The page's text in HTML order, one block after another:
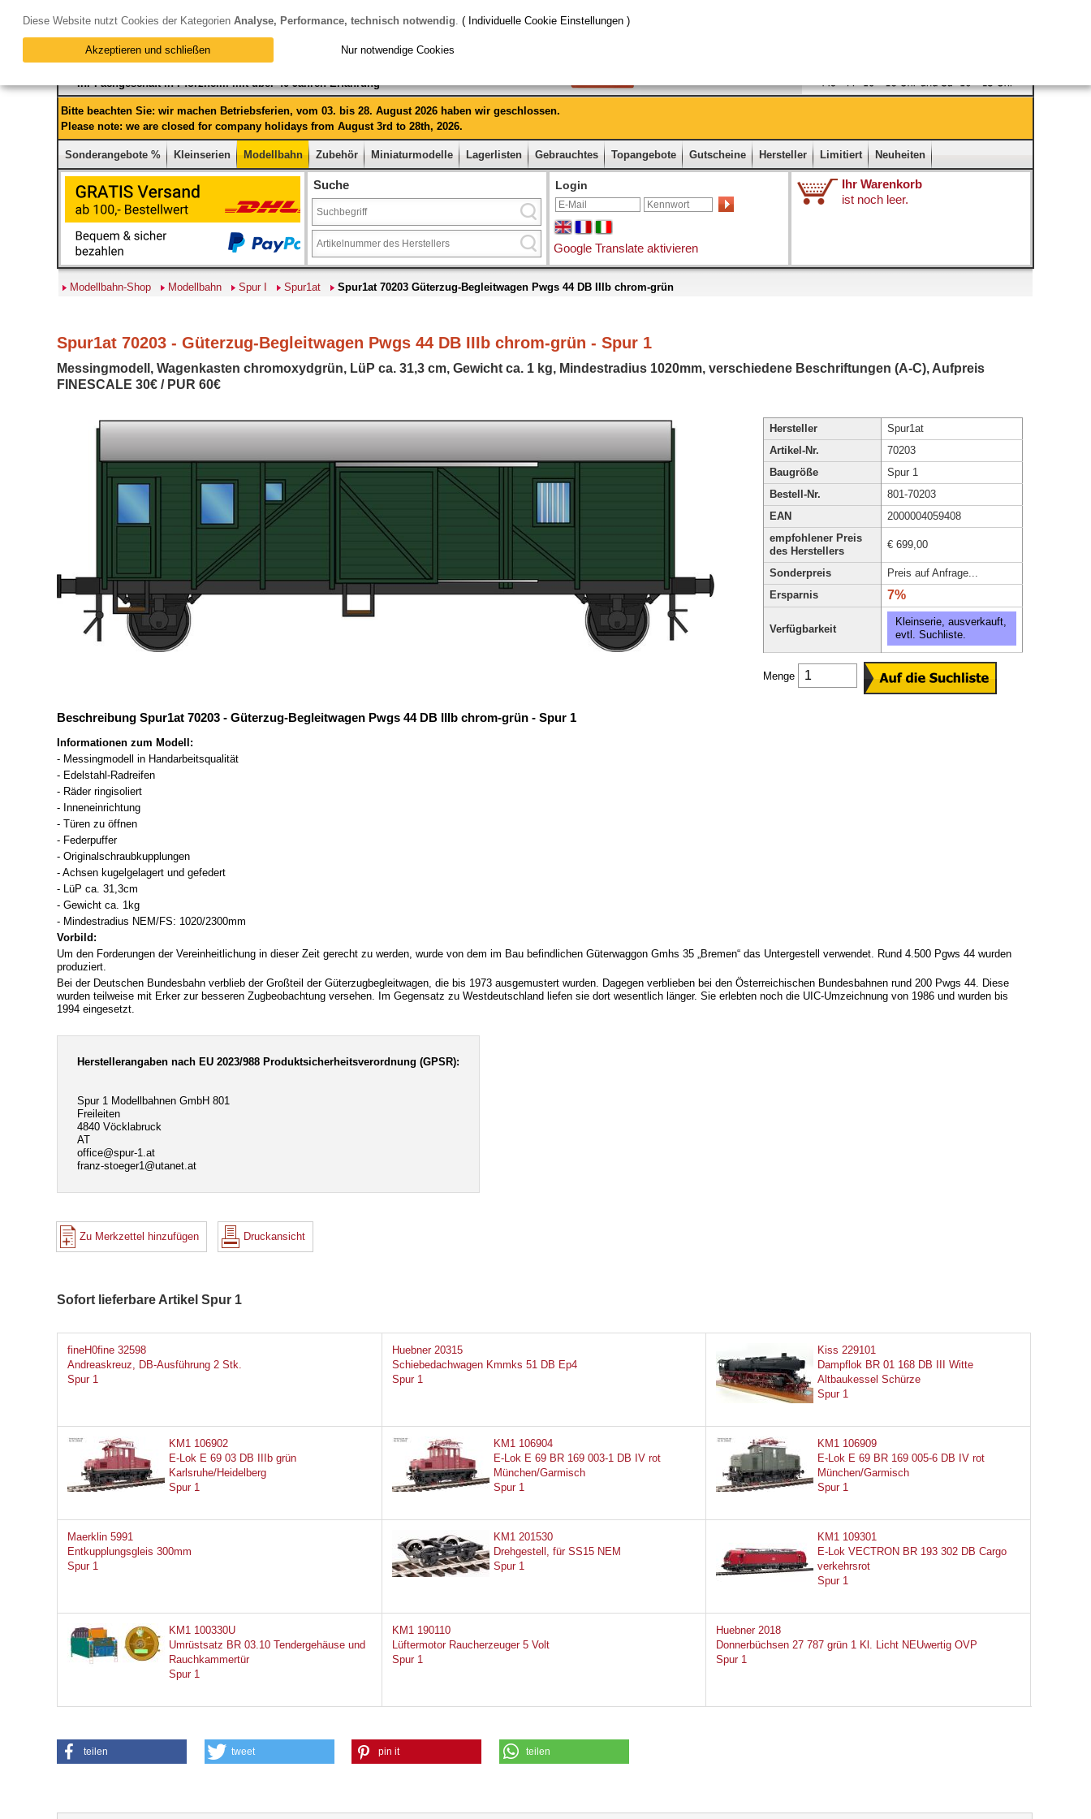
Ihr Fachgeschäft in Pforzheim mit über 40 Jahren Erfahrung
Bitte beachten Sie: wir machen Betriebsferien, vom 03. bis 28. August 2026 haben wir geschlossen.
Please note: we are closed for company holidays from August 3rd to 28th, 2026.
Sonderangebote % Kleinserien Modellbahn Zubehör Miniaturmodelle Lagerlisten Gebrauchtes Topangebote Gutscheine Hersteller Limitiert Neuheiten
Suche Login
Google Translate aktivieren
Ihr Warenkorb
ist noch leer.
Modellbahn-Shop Modellbahn Spur I Spur1at Spur1at 70203 Güterzug-Begleitwagen Pwgs 44 DB IIIb chrom-grün
Spur1at 70203 - Güterzug-Begleitwagen Pwgs 44 DB IIIb chrom-grün - Spur 1
Messingmodell, Wagenkasten chromoxydgrün, LüP ca. 31,3 cm, Gewicht ca. 1 kg, Mindestradius 1020mm, verschiedene Beschriftungen (A-C), Aufpreis
FINESCALE 30€ / PUR 60€
Hersteller
Spur1at
Artikel-Nr.
70203
Baugröße
Spur 1
Bestell-Nr.
801-70203
EAN
2000004059408
empfohlener Preis
des Herstellers
€ 699,00
Sonderpreis
Preis auf Anfrage...
Ersparnis
7%
Verfügbarkeit
Kleinserie, ausverkauft,
evtl. Suchliste.
Menge
Beschreibung Spur1at 70203 - Güterzug-Begleitwagen Pwgs 44 DB IIIb chrom-grün - Spur 1
Informationen zum Modell:
- Messingmodell in Handarbeitsqualität
- Edelstahl-Radreifen
- Räder ringisoliert
- Inneneinrichtung
- Türen zu öffnen
- Federpuffer
- Originalschraubkupplungen
- Achsen kugelgelagert und gefedert
- LüP ca. 31,3cm
- Gewicht ca. 1kg
- Mindestradius NEM/FS: 1020/2300mm
Vorbild:
Um den Forderungen der Vereinheitlichung in dieser Zeit gerecht zu werden, wurde von dem im Bau befindlichen Güterwaggon Gmhs 35 „Bremen“ das Untergestell verwendet. Rund 4.500 Pgws 44 wurden
produziert.
Bei der Deutschen Bundesbahn verblieb der Großteil der Güterzugbegleitwagen, die bis 1973 ausgemustert wurden. Dagegen verblieben bei den Österreichischen Bundesbahnen rund 200 Pwgs 44. Diese
wurden teilweise mit Erker zur besseren Zugbeobachtung versehen. Im Gegensatz zu Westdeutschland liefen sie dort wesentlich länger. Sie erlebten noch die UIC-Umzeichnung von 1986 und wurden bis
1994 eingesetzt.
Herstellerangaben nach EU 2023/988 Produktsicherheitsverordnung (GPSR):
Spur 1 Modellbahnen GmbH 801
Freileiten
4840 Vöcklabruck
AT
office@spur-1.at
franz-stoeger1@utanet.at
Zu Merkzettel hinzufügen Druckansicht
Sofort lieferbare Artikel Spur 1
fineH0fine 32598
Andreaskreuz, DB-Ausführung 2 Stk.
Spur 1
Huebner 20315
Schiebedachwagen Kmmks 51 DB Ep4
Spur 1
Kiss 229101
Dampflok BR 01 168 DB III Witte
Altbaukessel Schürze
Spur 1
KM1 106902
E-Lok E 69 03 DB IIIb grün
Karlsruhe/Heidelberg
Spur 1
KM1 106904
E-Lok E 69 BR 169 003-1 DB IV rot
München/Garmisch
Spur 1
KM1 106909
E-Lok E 69 BR 169 005-6 DB IV rot
München/Garmisch
Spur 1
Maerklin 5991
Entkupplungsgleis 300mm
Spur 1
KM1 201530
Drehgestell, für SS15 NEM
Spur 1
KM1 109301
E-Lok VECTRON BR 193 302 DB Cargo
verkehrsrot
Spur 1
KM1 100330U
Umrüstsatz BR 03.10 Tendergehäuse und
Rauchkammertür
Spur 1
KM1 190110
Lüftermotor Raucherzeuger 5 Volt
Spur 1
Huebner 2018
Donnerbüchsen 27 787 grün 1 Kl. Licht NEUwertig OVP
Spur 1
teilen tweet pin it teilen
Diese Website nutzt Cookies der Kategorien Analyse, Performance, technisch notwendig. ( Individuelle Cookie Einstellungen )
Akzeptieren und schließen Nur notwendige Cookies